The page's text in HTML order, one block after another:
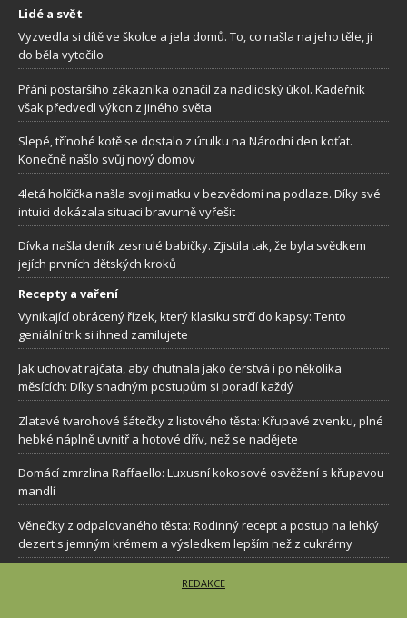
Lidé a svět
Vyzvedla si dítě ve školce a jela domů. To, co našla na jeho těle, ji
do běla vytočilo
Přání postaršího zákazníka označil za nadlidský úkol. Kadeřník
však předvedl výkon z jiného světa
Slepé, třínohé kotě se dostalo z útulku na Národní den koťat.
Konečně našlo svůj nový domov
4letá holčička našla svoji matku v bezvědomí na podlaze. Díky své
intuici dokázala situaci bravurně vyřešit
Dívka našla deník zesnulé babičky. Zjistila tak, že byla svědkem
jejích prvních dětských kroků
Recepty a vaření
Vynikající obrácený řízek, který klasiku strčí do kapsy: Tento
geniální trik si ihned zamilujete
Jak uchovat rajčata, aby chutnala jako čerstvá i po několika
měsících: Díky snadným postupům si poradí každý
Zlatavé tvarohové šátečky z listového těsta: Křupavé zvenku, plné
hebké náplně uvnitř a hotové dřív, než se nadějete
Domácí zmrzlina Raffaello: Luxusní kokosové osvěžení s křupavou
mandlí
Věnečky z odpalovaného těsta: Rodinný recept a postup na lehký
dezert s jemným krémem a výsledkem lepším než z cukrárny
REDAKCE